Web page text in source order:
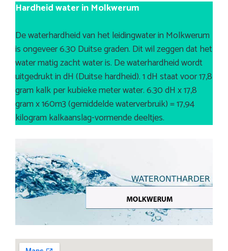
Hardheid water in Molkwerum
De waterhardheid van het leidingwater in Molkwerum
is ongeveer 6.30 Duitse graden. Dit wil zeggen dat het
water matig zacht water is. De waterhardheid wordt
uitgedrukt in dH (Duitse hardheid). 1 dH staat voor 17,8
gram kalk per kubieke meter water. 6.30 dH x 17,8
gram x 160m3 (gemiddelde waterverbruik) = 17,94
kilogram kalkaanslag-vormende deeltjes.